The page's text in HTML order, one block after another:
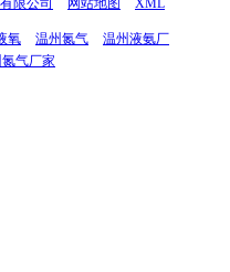
限公司 网站地图 XML
氧 温州氮气
温州液氨厂
气厂家